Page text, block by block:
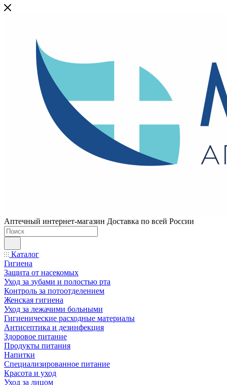
Аптечный интернет-магазин Доставка по всей России
Каталог
Гигиена
Защита от насекомых
Уход за зубами и полостью рта
Контроль за потоотделением
Женская гигиена
Уход за лежачими больными
Гигиенические расходные материалы
Антисептика и дезинфекция
Здоровое питание
Продукты питания
Напитки
Специализированное питание
Красота и уход
Уход за лицом